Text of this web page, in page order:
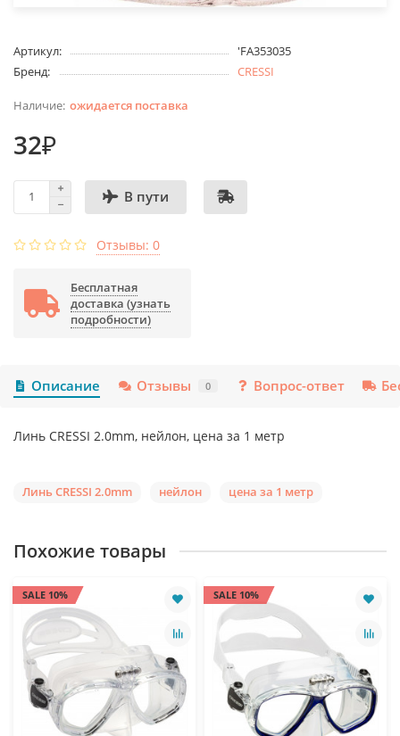
Артикул:
'FA353035
Бренд:
CRESSI
ожидается поставка
32₽
В пути
Отзывы: 0
Бесплатная
доставка (узнать
подробности)
Описание Отзывы 0 Вопрос-ответ
Линь CRESSI 2.0mm, нейлон, цена за 1 метр
Линь CRESSI 2.0mm нейлон цена за 1 метр
Похожие товары
SALE 10% SALE 10%